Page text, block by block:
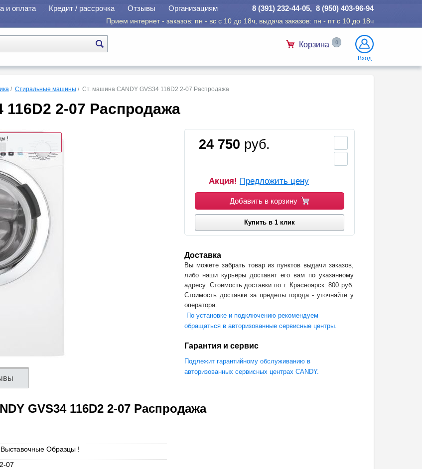
и оплата Кредит / рассрочка Отзывы Организациям 8 (391) 232-44-05, 8 (950) 403-96-94
Прием интернет - заказов: пн - вс с 10 до 18ч, выдача заказов: пн - пт с 10 до 18ч
Вход
Корзина 0
/ Стиральные машины / Ст. машина CANDY GVS34 116D2 2-07 Распродажа
116D2 2-07 Распродажа
! 24 750 руб.
Акция! Предложить цену
Добавить в корзину
Купить в 1 клик
Доставка
Вы можете забрать товар из пунктов выдачи заказов,
либо наши курьеры доставят его вам по указанному
адресу. Стоимость доставки по г. Красноярск: 800 руб.
Стоимость доставки за пределы города - уточняйте у
оператора.
По установке и подключению рекомендуем
обращаться в авторизованные сервисные центры.
Гарантия и сервис
Подлежит гарантийному обслуживанию в
авторизованных сервисных центрах CANDY.
GVS34 116D2 2-07 Распродажа
Образцы !
07